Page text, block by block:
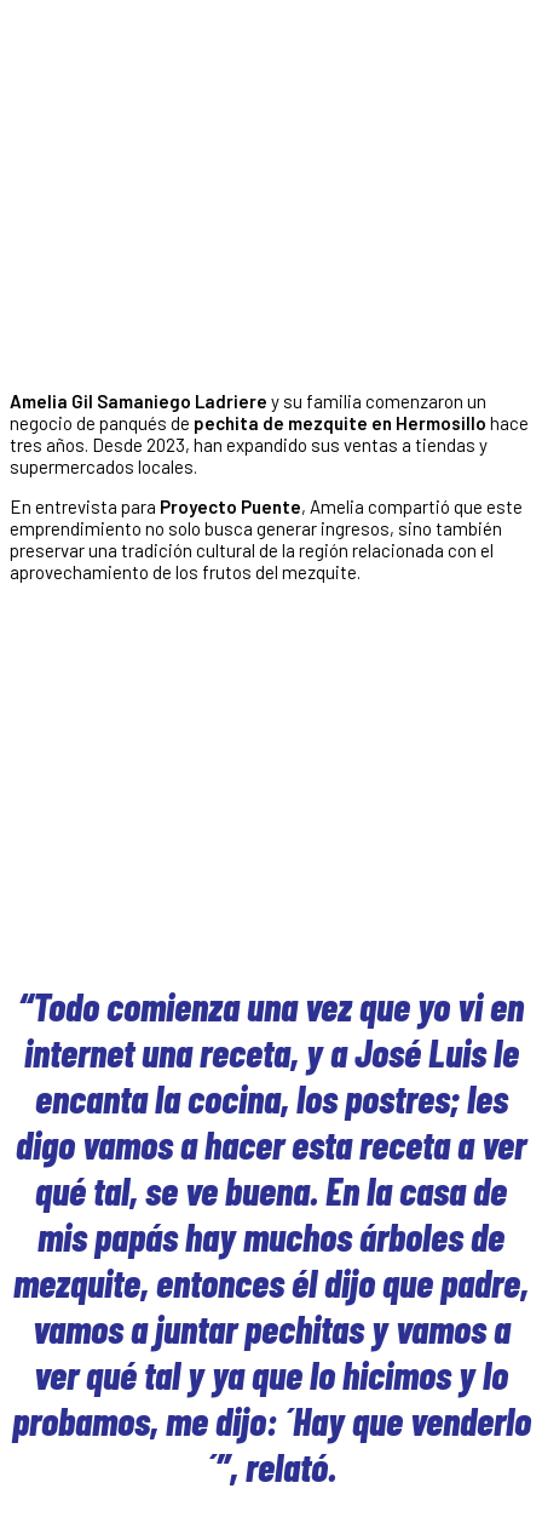
Amelia Gil Samaniego Ladriere y su familia comenzaron un
negocio de panqués de pechita de mezquite en Hermosillo hace
tres años. Desde 2023, han expandido sus ventas a tiendas y
supermercados locales.
En entrevista para Proyecto Puente, Amelia compartió que este
emprendimiento no solo busca generar ingresos, sino también
preservar una tradición cultural de la región relacionada con el
aprovechamiento de los frutos del mezquite.
“Todo comienza una vez que yo vi en
internet una receta, y a José Luis le
encanta la cocina, los postres; les
digo vamos a hacer esta receta a ver
qué tal, se ve buena. En la casa de
mis papás hay muchos árboles de
mezquite, entonces él dijo que padre,
vamos a juntar pechitas y vamos a
ver qué tal y ya que lo hicimos y lo
probamos, me dijo: ´Hay que venderlo
´”, relató.